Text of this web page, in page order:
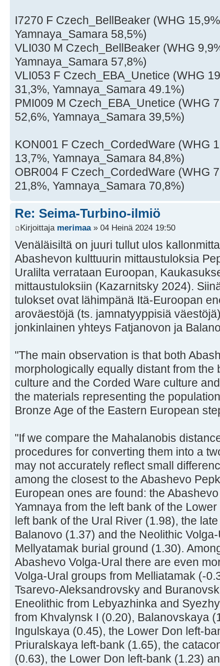
I7270 F Czech_BellBeaker (WHG
Yamnaya_Samara 58,5%)
VLI030 M Czech_BellBeaker (WHG
Yamnaya_Samara 57,8%)
VLI053 F Czech_EBA_Unetice (WHG
31,3%, Yamnaya_Samara 49.1%)
PMI009 M Czech_EBA_Unetice (WHG
52,6%, Yamnaya_Samara 39,5%)
KON001 F Czech_CordedWare (WHG
13,7%, Yamnaya_Samara 84,8%)
OBR004 F Czech_CordedWare (WHG
21,8%, Yamnaya_Samara 70,8%)
Re: Seima-Turbino-ilmiö
Kirjoittaja merimaa» 04 Heinä 2024 19:50
Venäläisiltä on juuri tullut ulos
Abashevon kulttuurin mittaustuloksia
Uralilta verrataan Euroopan,
mittaustuloksiin (Kazarnitsky 2024).
tulokset ovat lähimpänä Itä-Euroopan
aroväestöjä (ts. jamnatyyppisiä
jonkinlainen yhteys Fatjanovon ja
"The main observation is that both
morphologically equally distant from the
culture and the Corded Ware culture
the materials representing the
Bronze Age of the Eastern European
"If we compare the Mahalanobis
procedures for converting them into a
may not accurately reflect small
among the closest to the Abashevo
European ones are found: the
Yamnaya from the left bank of the
left bank of the Ural River (1.98), the
Balanovo (1.37) and the Neolithic
Mellyatamak burial ground (1.30).
Abashevo Volga-Ural there are even
Volga-Ural groups from Melliatamak (-
Tsarevo-Aleksandrovsky and
Eneolithic from Lebyazhinka and
from Khvalynsk I (0.20), Balanovskaya
Ingulskaya (0.45), the Lower Don left-
Priuralskaya left-bank (1.65), the
(0.63), the Lower Don left-bank (1.23)